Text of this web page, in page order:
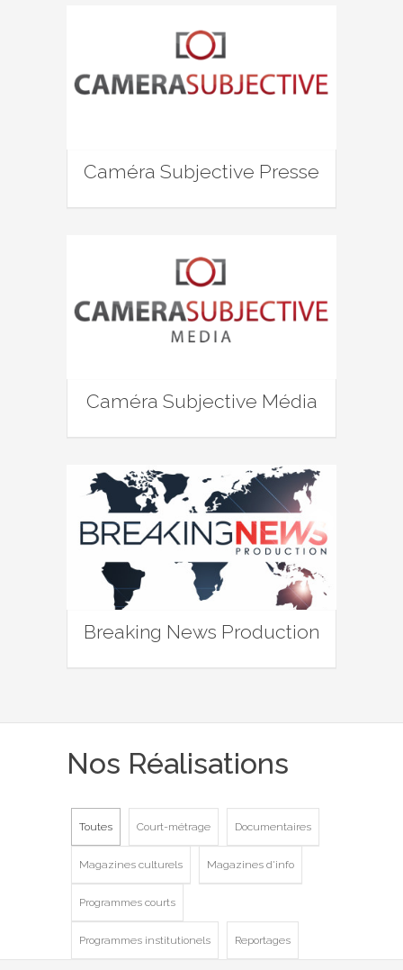
Caméra Subjective Presse
Caméra Subjective Média
Breaking News Production
Nos Réalisations
Toutes Court-métrage Documentaires
Magazines culturels Magazines d'info
Programmes courts
Programmes institutionels Reportages